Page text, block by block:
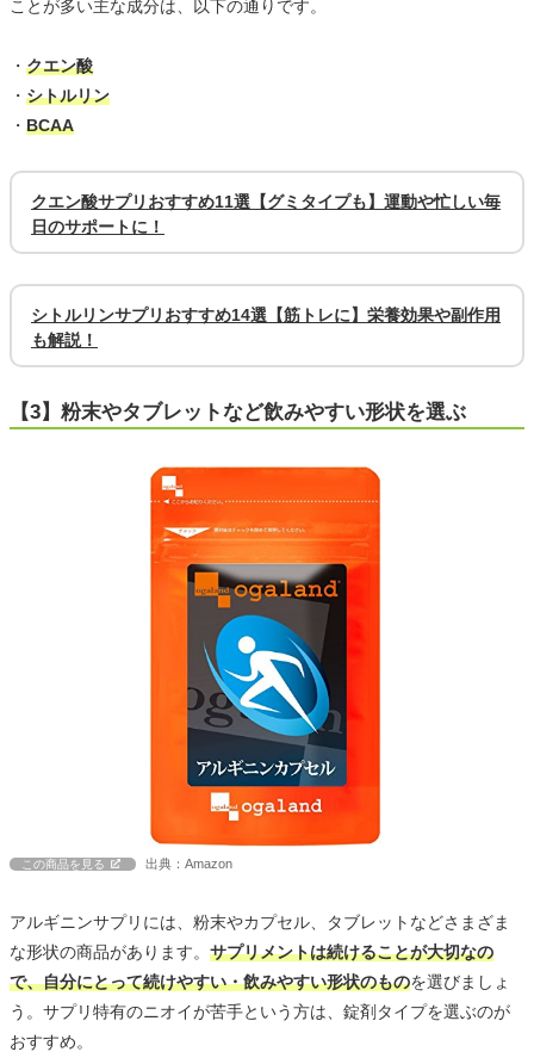
ことが多い主な成分は、以下の通りです。
・ クエン酸
・ シトルリン
・ BCAA
クエン酸サプリおすすめ11選【グミタイプも】運動や忙しい毎
日のサポートに！
シトルリンサプリおすすめ14選【筋トレに】栄養効果や副作用
も解説！
【3】粉末やタブレットなど飲みやすい形状を選ぶ
この商品を見る 出典：Amazon
アルギニンサプリには、粉末やカプセル、タブレットなどさまざま
な形状の商品があります。 サプリメントは続けることが大切なの
で、自分にとって続けやすい・飲みやすい形状のものを選びましょ
う。サプリ特有のニオイが苦手という方は、錠剤タイプを選ぶのが
おすすめ。